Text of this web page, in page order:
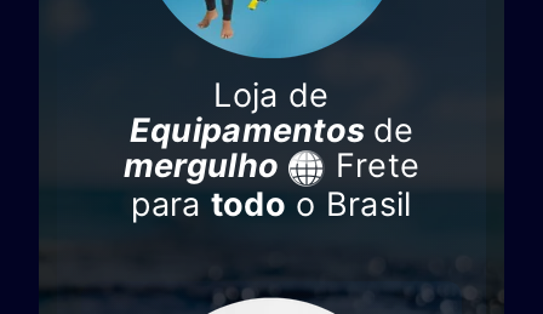
Loja de
Equipamentos de
mergulho
Frete
para todo o Brasil